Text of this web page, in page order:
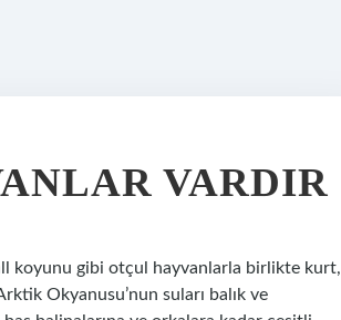
VARDIR
koyunu gibi otçul hayvanlarla birlikte kurt,
Okyanusu’nun suları balık ve